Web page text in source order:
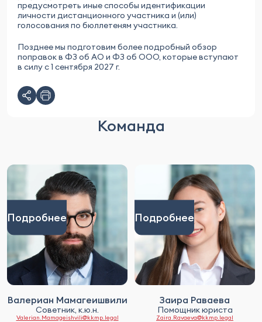
предусмотреть иные способы идентификации
личности дистанционного участника и (или)
голосования по бюллетеням участника.
Позднее мы подготовим более подробный обзор
поправок в ФЗ об АО и ФЗ об ООО, которые вступают
в силу с 1 сентября 2027 г.
Команда
Подробнее
Валериан Мамагеишвили
Советник, к.ю.н.
Valerian.Mamageishvili@kkmp.legal
Подробнее
Заира Раваева
Помощник юриста
Zaira.Ravaeva@kkmp.legal